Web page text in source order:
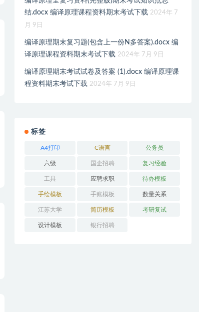
结.docx 编译原理课程资料期末考试下载 2024年 7
月 9日
编译原理期末复习题(包含上一份N多答案).docx 编
译原理课程资料期末考试下载 2024年 7月 9日
编译原理期末考试试卷及答案 (1).docx 编译原理课
程资料期末考试下载 2024年 7月 9日
标签
A4打印 C语言 公务员
六级 国企招聘 复习经验
工具 应聘求职 待办模板
手绘模板 手账模板 数量关系
江苏大学 简历模板 考研复试
设计模板 银行招聘